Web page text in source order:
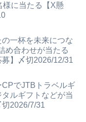
様に当たる【X懸
一杯を未来につな
め合わせが当たる
募】〆切2026/12/31
CPでJTBトラベルギ
ルギフトなどが当
2026/7/31